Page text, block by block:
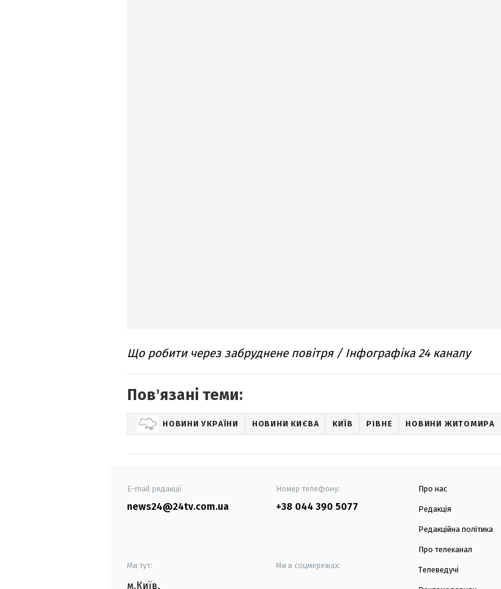
Що робити через забруднене повітря / Інфографіка 24 каналу
Повʼязані теми:
НОВИНИ УКРАЇНИ НОВИНИ КИЄВА КИЇВ РІВНЕ НОВИНИ ЖИТОМИРА
E-mail редакції
news24@24tv.com.ua
Номер телефону:
+38 044 390 5077
Ми тут:
м.Київ,
Ми в соцмережах:
Про нас
Редакція
Редакційна політика
Про телеканал
Телеведучі